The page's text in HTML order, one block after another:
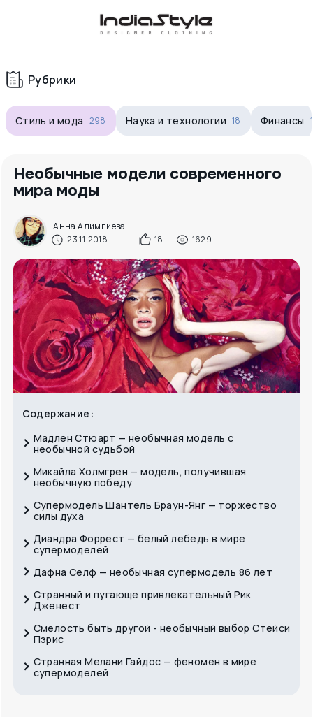
Корзина
В корзиненеттоваров
Рубрики
Стиль и мода 298 Наука и технологии 18 Финансы
Необычные модели современного
мира моды
Анна Алимпиева
23.11.2018
18 1629
Содержание:
Мадлен Стюарт — необычная модель с
необычной судьбой
Микайла Холмгрен — модель, получившая
необычную победу
Супермодель Шантель Браун-Янг — торжество
силы духа
Диандра Форрест — белый лебедь в мире
супермоделей
Дафна Селф — необычная супермодель 86 лет
Странный и пугающе привлекательный Рик
Дженест
Смелость быть другой - необычный выбор Стейси
Пэрис
Странная Мелани Гайдос ­— феномен в мире
супермоделей